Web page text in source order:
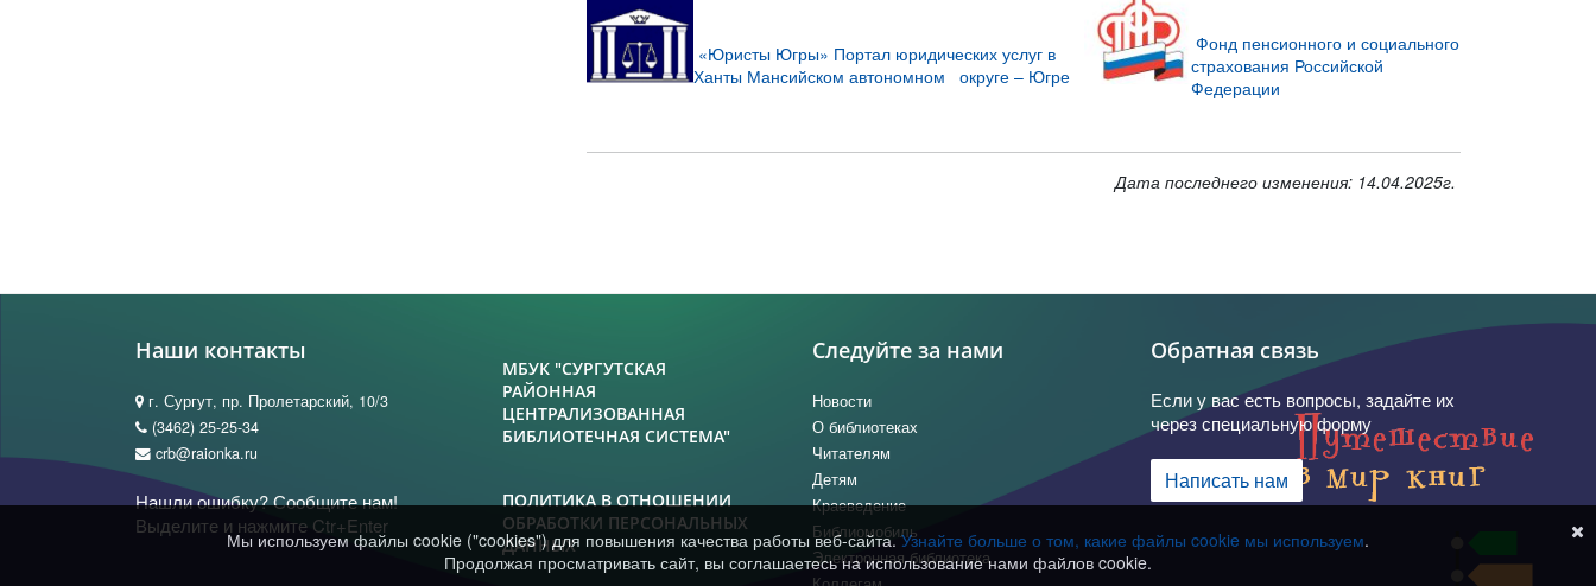
«Юристы Югры» Портал юридических услуг в
Ханты Мансийском автономном округе – Югре
Фонд пенсионного и социального
страхования Российской
Федерации
Дата последнего изменения: 14.04.2025г.
Наши контакты
г. Сургут, пр. Пролетарский, 10/3
(3462) 25-25-34
crb@raionka.ru
Нашли ошибку? Сообщите нам!
Выделите и нажмите Ctr+Enter
МБУК "СУРГУТСКАЯ
РАЙОННАЯ
ЦЕНТРАЛИЗОВАННАЯ
БИБЛИОТЕЧНАЯ СИСТЕМА"
ПОЛИТИКА В ОТНОШЕНИИ
ОБРАБОТКИ ПЕРСОНАЛЬНЫХ
ДАННЫХ
Следуйте за нами
Новости
О библиотеках
Читателям
Детям
Краеведение
Библиомобиль
Электронная библиотека
Обратная связь
Если у вас есть вопросы, задайте их
через специальную форму
Написать нам
Мы используем файлы cookie ("cookies") для повышения качества работы веб-сайта.Узнайте больше о том, какие файлы cookie мы используем.
Продолжая просматривать сайт, вы соглашаетесь на использование нами файлов cookie.